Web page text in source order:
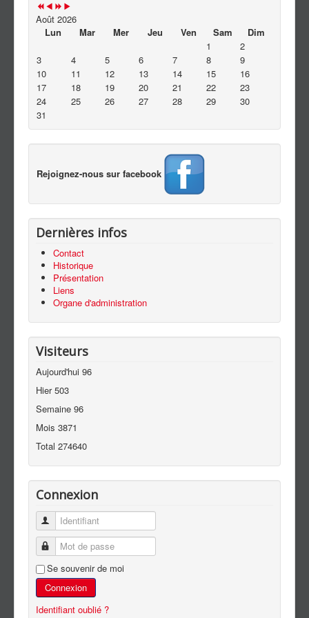
Contact
Août 2026
Lun
Mar Mer Jeu Ven Sam
Dim
1
2
3
4 5 6 7 8
9
10
11 12 13 14 15
16
17
18 19 20 21 22
23
24
25 26 27 28 29
30
31
Rejoignez-nous sur facebook
Dernières infos
Contact
Historique
Présentation
Liens
Organe d'administration
Visiteurs
Aujourd'hui 96
Hier503
Semaine 96
Mois 3871
Total 274640
Connexion
Identifiant
Mot de passe
Se souvenir de moi
Connexion
Identifiant oublié ?